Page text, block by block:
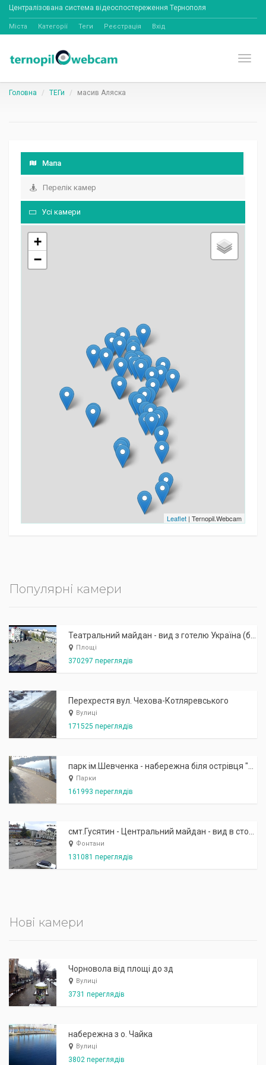
Централізована система відеоспостереження Тернополя
Міста Категорії Теги Реєстрація Вхід
Головна ТЕГи масив Аляска
Мапа
Перелік камер
Усі камери
+
−
Leaflet | Ternopil.Webcam
Популярні камери
Площі
370297 переглядів
Перехрестя вул. Чехова-Котляревського
Вулиці
171525 переглядів
Парки
161993 переглядів
Фонтани
131081 переглядів
Нові камери
Чорновола від площі до зд
Вулиці
3731 переглядів
набережна з о. Чайка
Вулиці
3802 переглядів